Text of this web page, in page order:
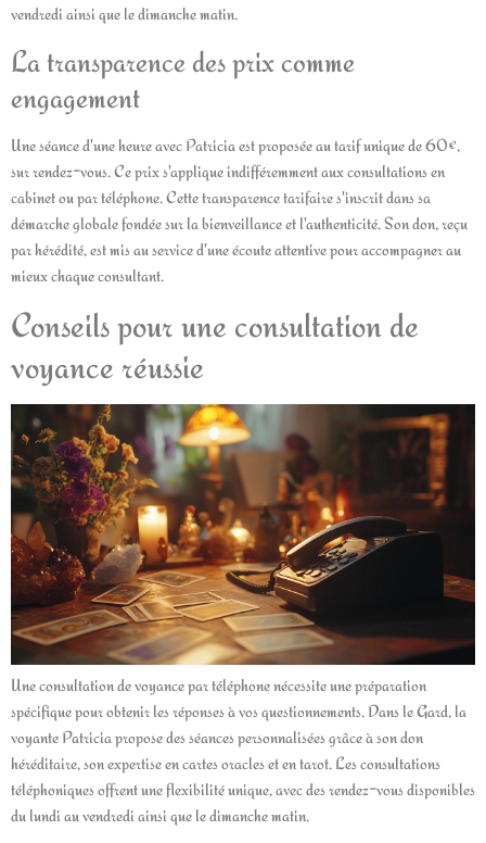
vendredi ainsi que le dimanche matin.
La transparence des prix comme
engagement
Une séance d'une heure avec Patricia est proposée au tarif unique de 60€,
sur rendez-vous. Ce prix s'applique indifféremment aux consultations en
cabinet ou par téléphone. Cette transparence tarifaire s'inscrit dans sa
démarche globale fondée sur la bienveillance et l'authenticité. Son don, reçu
par hérédité, est mis au service d'une écoute attentive pour accompagner au
mieux chaque consultant.
Conseils pour une consultation de
voyance réussie
Une consultation de voyance par téléphone nécessite une préparation
spécifique pour obtenir les réponses à vos questionnements. Dans le Gard, la
voyante Patricia propose des séances personnalisées grâce à son don
héréditaire, son expertise en cartes oracles et en tarot. Les consultations
téléphoniques offrent une flexibilité unique, avec des rendez-vous disponibles
du lundi au vendredi ainsi que le dimanche matin.